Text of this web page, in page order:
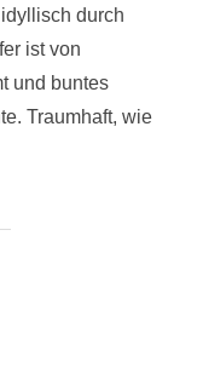
durch
ist von
und buntes
Traumhaft, wie